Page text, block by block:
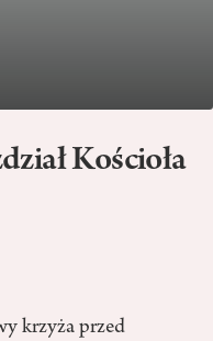
Kościoła
krzyża przed